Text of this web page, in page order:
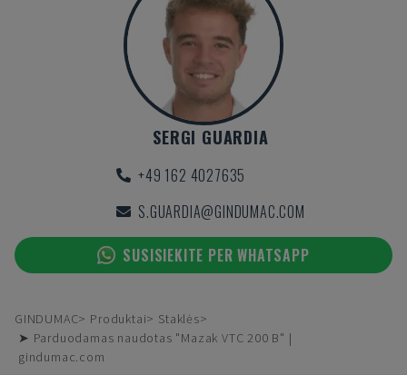
SERGI GUARDIA
+49 162 4027635
S.GUARDIA@GINDUMAC.COM
SUSISIEKITE PER WHATSAPP
GINDUMAC Produktai
Staklės
➤ Parduodamas naudotas "Mazak VTC 200 B" |
gindumac.com